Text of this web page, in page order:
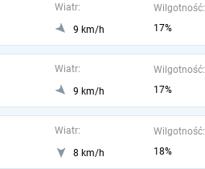
Wiatr:
9 km/h
Wilgotność:
17%
Wiatr:
9 km/h
Wilgotność:
17%
Wiatr:
8 km/h
Wilgotność:
18%